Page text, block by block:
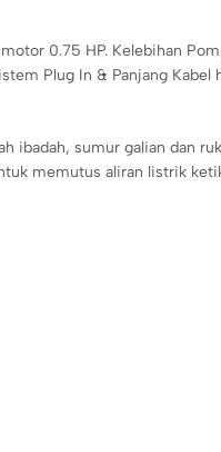
0.75 HP. Kelebihan
Plug In & Panjang
ibadah, sumur galian dan
memutus aliran listrik